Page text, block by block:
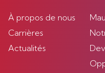
À propos de nous
Carrières
Actualités